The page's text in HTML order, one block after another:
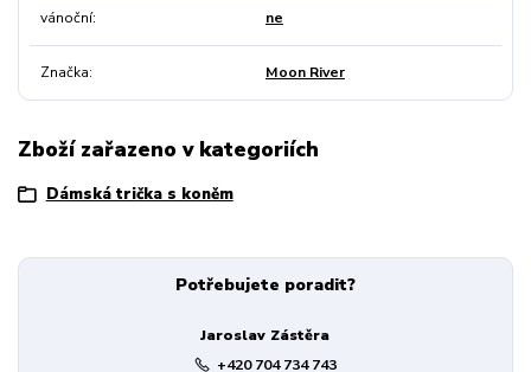
vánoční ne
Značka Moon River
Zboží zařazeno v kategoriích
Dámská trička s koněm
Potřebujete poradit?
Jaroslav Zástěra
+420 704 734 743